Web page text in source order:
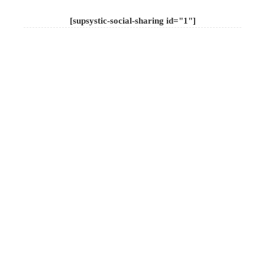
[supsystic-social-sharing id="1"]